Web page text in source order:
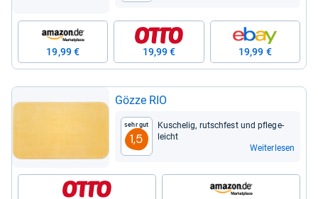
19,99 € 19,99 € 19,99 €
Gözze RIO
Sehr gut
1,5
Kusche­lig, rutsch­fest und pfle­ge­
leicht
Weiterlesen